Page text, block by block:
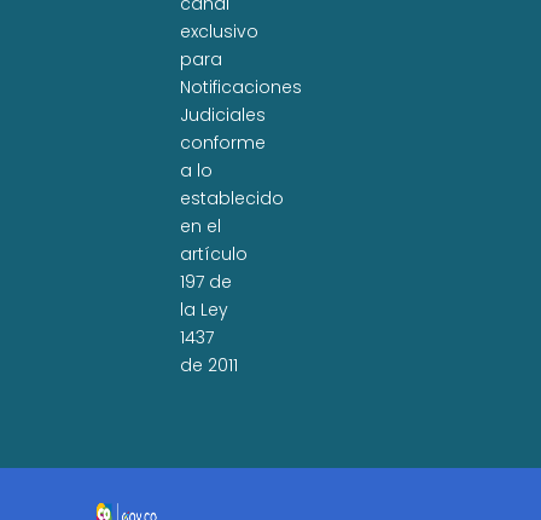
exclusivo
para
Notificaciones
Judiciales
conforme
a lo
establecido
en el
artículo
197 de
la Ley
1437
de 2011